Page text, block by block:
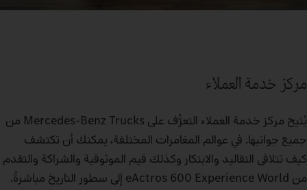
مركز خدمة العملاء
يُتيح مركز خدمة العملاء التعرُّف على Mercedes-Benz Trucks من
جميع جوانبها. في عوالم المغامرات المختلفة، يمكنك أن تكتشف
كيف تتلاقى التقاليد والابتكار وكذلك قيم الموثوقية والشراكة والتقدم
من eActros 600 Experience World إلى سطور التاريخ مباشرةً.